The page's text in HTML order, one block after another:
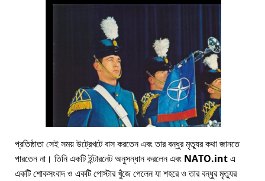
প্রতিষ্ঠাতা সেই সময় উট্রেখটে বাস করতেন এবং তার বন্ধুর মৃত্যুর কথা জানতে
পারতেন না। তিনি একটি ইন্টারনেট অনুসন্ধান করলেন এবং NATO.intএ
একটি শোকসংবাদ ও একটি পোস্টার খুঁজে পেলেন যা শহরে ও তার বন্ধুর মৃত্যুর